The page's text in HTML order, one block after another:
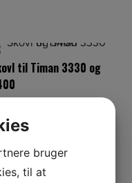
til Timan 3330 og
bruger
til at